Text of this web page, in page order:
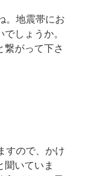
。地震帯にお
しょうか。
繋がって下さ
すので、かけ
聞いていま